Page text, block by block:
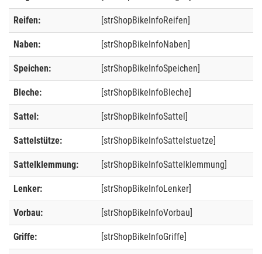
Reifen: [strShopBikeInfoReifen]
Naben: [strShopBikeInfoNaben]
Speichen: [strShopBikeInfoSpeichen]
Bleche: [strShopBikeInfoBleche]
Sattel: [strShopBikeInfoSattel]
Sattelstütze: [strShopBikeInfoSattelstuetze]
Sattelklemmung: [strShopBikeInfoSattelklemmung]
Lenker: [strShopBikeInfoLenker]
Vorbau: [strShopBikeInfoVorbau]
Griffe: [strShopBikeInfoGriffe]